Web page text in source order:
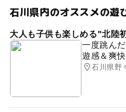
石川県内のオススメの遊
大人も子供も楽しめる"北陸
一度跳ん
遊感＆爽
石川県野